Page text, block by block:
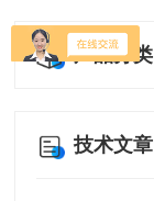
产品分类
技术文章